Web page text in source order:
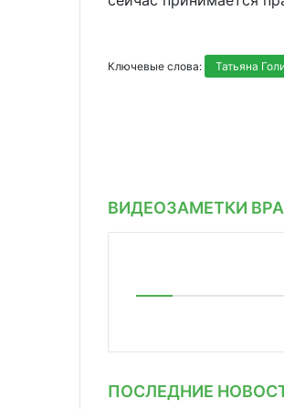
Ключевые слова: Татьяна
ВИДЕОЗАМЕТКИ
ПОСЛЕДНИЕ